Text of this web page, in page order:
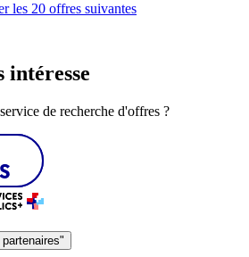
les 20 offres suivantes
intéresse
de recherche d'offres ?